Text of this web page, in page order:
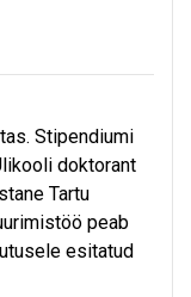
Stipendiumi
doktorant
Tartu
peab
esitatud